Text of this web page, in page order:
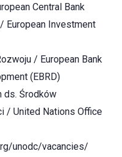
Central Bank
European Investment
/ European Bank
(EBRD)
ds. Środków
/ United Nations Office
unodc/vacancies/